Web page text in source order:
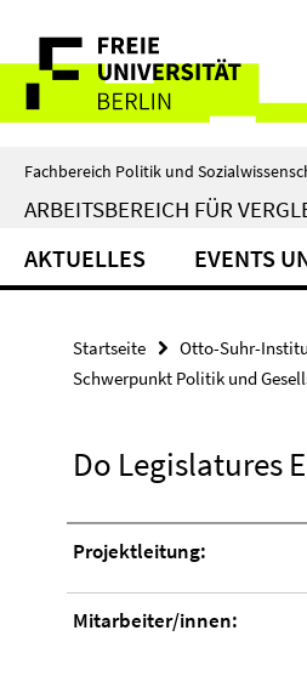
direkt
Inhalt
Service-
Navigation
Fachbereich Politik und
ARBEITSBEREICH FÜR
AKTUELLES EVENTS
Startseite Otto-Suhr-
Schwerpunkt Politik und
Do Legislatures
Projektleitung:
Mitarbeiter/innen: